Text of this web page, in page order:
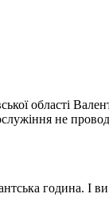
області
не
година. І